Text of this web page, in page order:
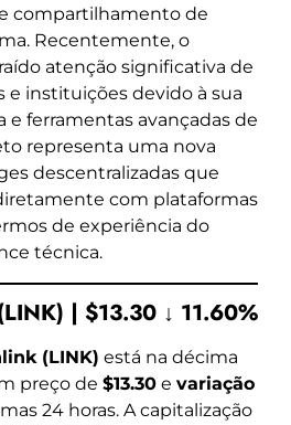
compartilhamento de
Recentemente, o
atenção significativa de
e instituições devido à sua
e ferramentas avançadas de
representa uma nova
descentralizadas que
com plataformas
de experiência do
técnica.
| $13.30 ↓ 11.60%
(LINK) está na décima
preço de $13.30 e variação
24 horas. A capitalização